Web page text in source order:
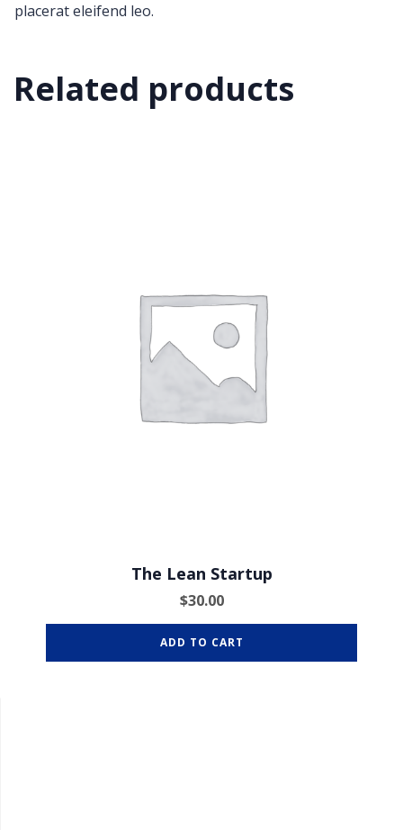
placerat eleifend leo.
Related products
The Lean Startup
$30.00
ADD TO CART